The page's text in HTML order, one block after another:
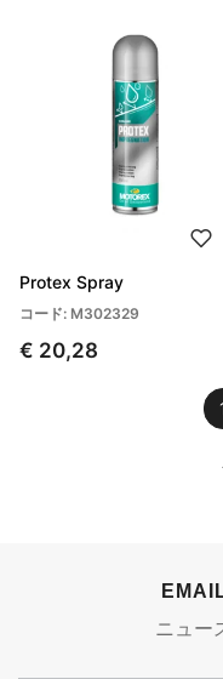
Protex Spray
コード: M302329
€ 20,28
ニュー